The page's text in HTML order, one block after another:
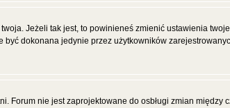
Jeżeli tak jest, to powinieneś zmienić ustawienia
dokonana jedynie przez użytkowników
nie jest zaprojektowane do osbługi zmian między